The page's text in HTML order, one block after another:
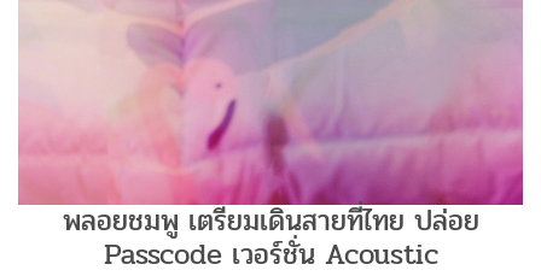
พลอยชมพู เตรียมเดินสายที่ไทย ปล่อย
Passcode เวอร์ชั่น Acoustic